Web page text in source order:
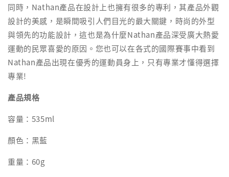
同時，Nathan產品在設計上也擁有很多的專利，其產品外觀
設計的美感，是瞬間吸引人們目光的最大關鍵，時尚的外型
與領先的功能設計，這也是為什麼Nathan產品深受廣大熱愛
運動的民眾喜愛的原因。您也可以在各式的國際賽事中看到
Nathan產品出現在優秀的運動員身上，只有專業才懂得選擇
專業!
產品規格
容量：535ml
顏色：黑藍
重量：60g